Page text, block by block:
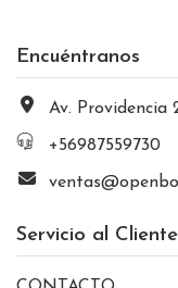
Encuéntranos
Av. Providencia
+56987559730
Servicio al Cliente